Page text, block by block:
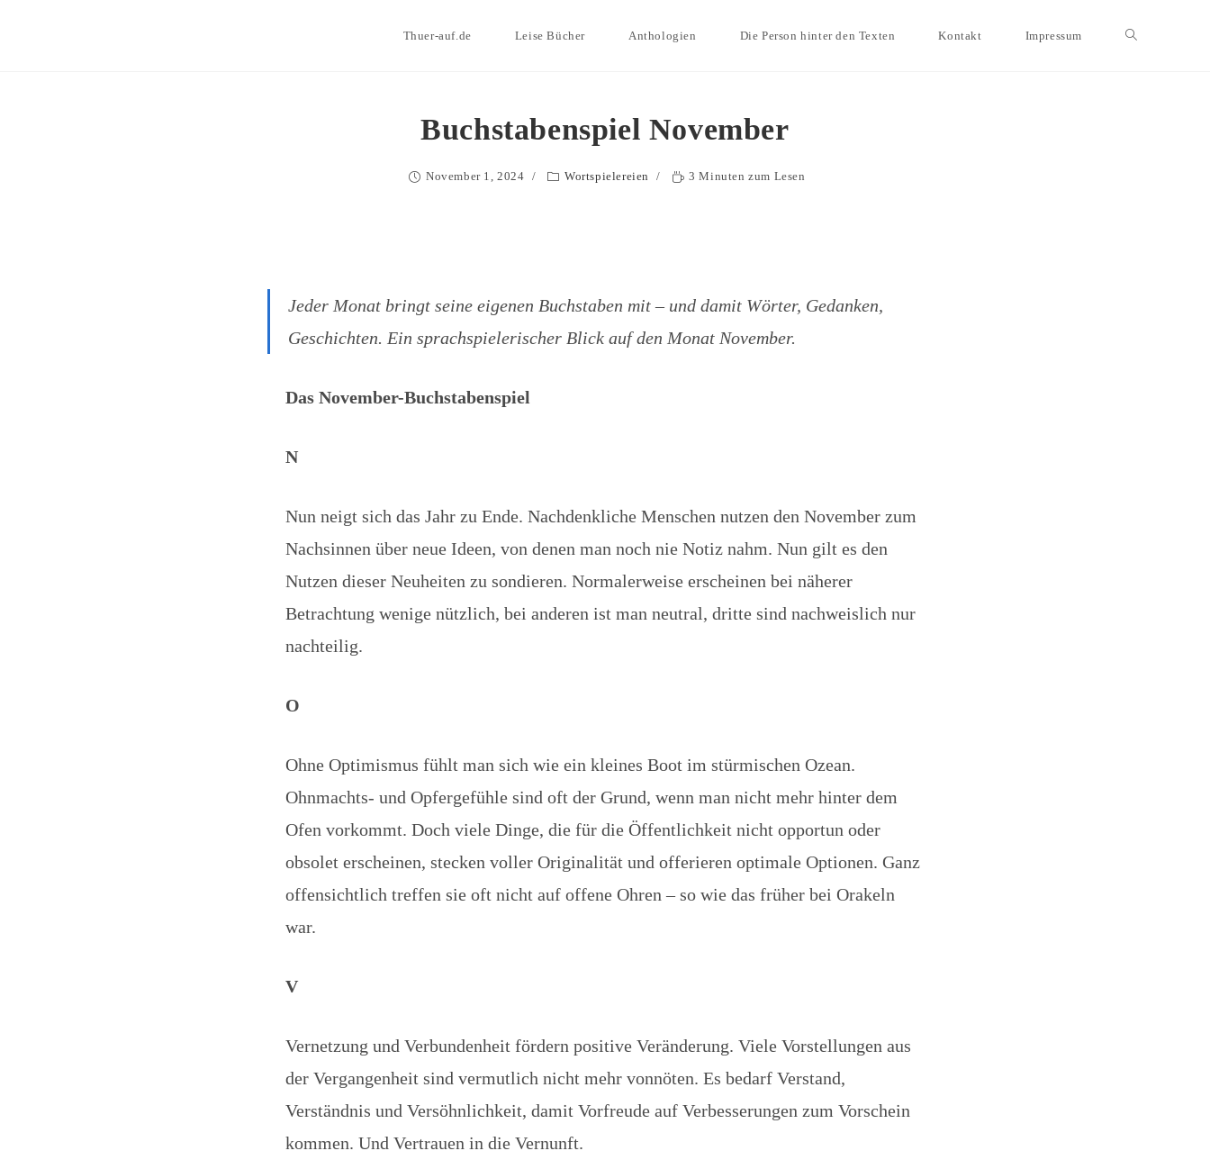
Thuer-auf.de Leise Bücher Anthologien Die Person hinter den Texten Kontakt Impressum Website-
Buchstabenspiel November
November 1, 2024 Wortspielereien 3 Minuten zum Lesen
Jeder Monat bringt seine eigenen Buchstaben mit – und damit Wörter, Gedanken,
Geschichten. Ein sprachspielerischer Blick auf den Monat November.
Das November-Buchstabenspiel
N
Nun neigt sich das Jahr zu Ende. Nachdenkliche Menschen nutzen den November zum
Nachsinnen über neue Ideen, von denen man noch nie Notiz nahm. Nun gilt es den
Nutzen dieser Neuheiten zu sondieren. Normalerweise erscheinen bei näherer
Betrachtung wenige nützlich, bei anderen ist man neutral, dritte sind nachweislich nur
nachteilig.
O
Ohne Optimismus fühlt man sich wie ein kleines Boot im stürmischen Ozean.
Ohnmachts- und Opfergefühle sind oft der Grund, wenn man nicht mehr hinter dem
Ofen vorkommt. Doch viele Dinge, die für die Öffentlichkeit nicht opportun oder
obsolet erscheinen, stecken voller Originalität und offerieren optimale Optionen. Ganz
offensichtlich treffen sie oft nicht auf offene Ohren – so wie das früher bei Orakeln
war.
V
Vernetzung und Verbundenheit fördern positive Veränderung. Viele Vorstellungen aus
der Vergangenheit sind vermutlich nicht mehr vonnöten. Es bedarf Verstand,
Verständnis und Versöhnlichkeit, damit Vorfreude auf Verbesserungen zum Vorschein
kommen. Und Vertrauen in die Vernunft.